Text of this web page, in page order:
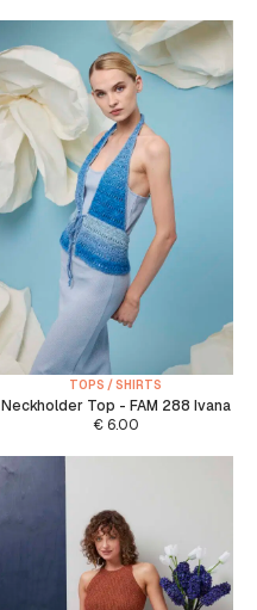
TOPS / SHIRTS
Neckholder Top - FAM 288 Ivana
€6.00